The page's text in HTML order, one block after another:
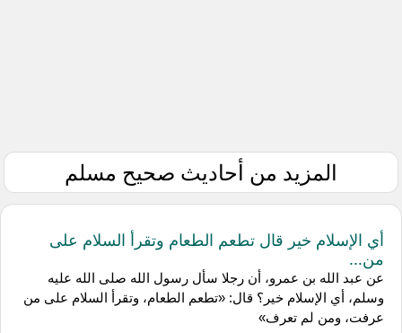
المزيد من أحاديث صحيح مسلم
أي الإسلام خير قال تطعم الطعام وتقرأ السلام على
من...
عن عبد الله بن عمرو، أن رجلا سأل رسول الله صلى الله عليه
وسلم، أي الإسلام خير؟ قال: «تطعم الطعام، وتقرأ السلام على من
عرفت، ومن لم تعرف»